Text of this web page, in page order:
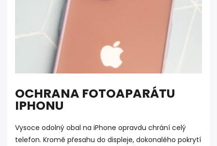
OCHRANA FOTOAPARÁTU
IPHONU
Vysoce odolný obal na iPhone opravdu chrání celý
telefon. Kromě přesahu do displeje, dokonalého pokrytí